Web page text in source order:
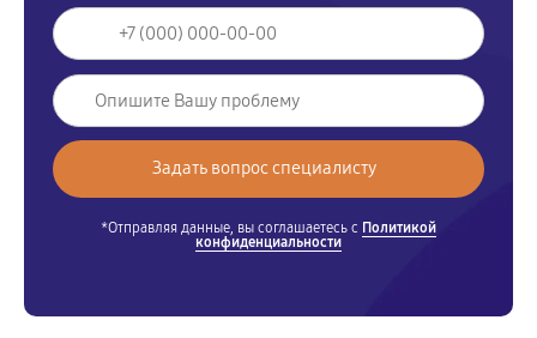
*Отправляя данные, вы соглашаетесь с Политикой
конфиденциальности